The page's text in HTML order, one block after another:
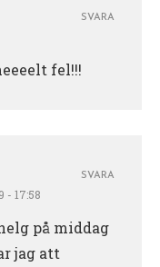
fel!!!
SVARA
- 17:58
på middag
jag att
SVARA